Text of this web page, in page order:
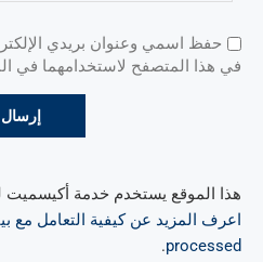
حفظ اسمي وعنوان بريدي
في هذا المتصفح لاستخدامهما في
هذا الموقع يستخدم خدمة أكيسميت
اعرف المزيد عن كيفية التعامل مع
processed
.